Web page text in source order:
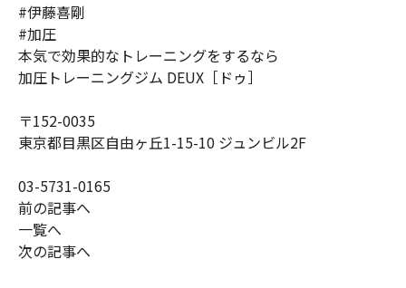
#伊藤喜剛
#加圧
本気で効果的なトレーニングをするなら
加圧トレーニングジム DEUX［ドゥ］
〒152-0035
東京都目黒区自由ヶ丘1-15-10 ジュンビル2F
03-5731-0165
前の記事へ
一覧へ
次の記事へ